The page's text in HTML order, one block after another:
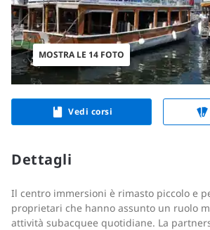
MOSTRA LE 14 FOTO
Vedi corsi
Dettagli
Il centro immersioni è rimasto piccolo e
proprietari che hanno assunto un ruolo
attività subacquee quotidiane. La